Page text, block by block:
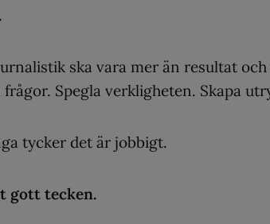
ska vara mer än resultat
frågor. Spegla verkligheten. Skapa
tycker det är jobbigt.
gott tecken.